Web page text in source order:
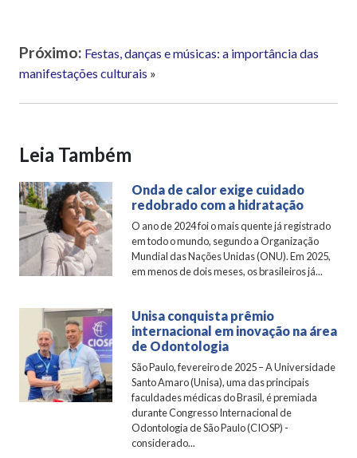
Próximo: Festas, danças e músicas: a importância das
manifestações culturais »
Leia Também
Onda de calor exige cuidado
redobrado com a hidratação
O ano de 2024 foi o mais quente já registrado
em todo o mundo, segundo a Organização
Mundial das Nações Unidas (ONU). Em 2025,
em menos de dois meses, os brasileiros já...
Unisa conquista prêmio
internacional em inovação na área
de Odontologia
São Paulo, fevereiro de 2025 – A Universidade
Santo Amaro (Unisa), uma das principais
faculdades médicas do Brasil, é premiada
durante Congresso Internacional de
Odontologia de São Paulo (CIOSP) -
considerado...